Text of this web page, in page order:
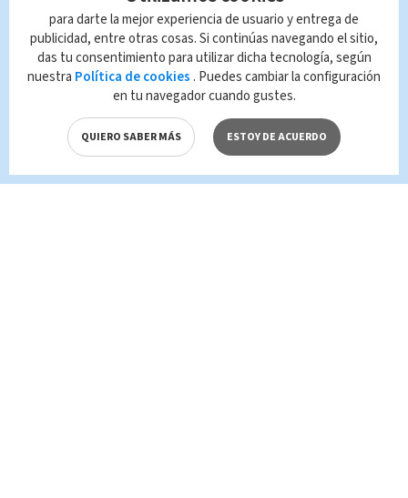
Nacional
Queda prohibida la reproducción total o
parcial del contenido de esta página, mismo
que es propiedad de TELEDIARIO; su
reproducción no autorizada constituye una
infracción y un delito de conformidad con las
leyes aplicables.
para darte la mejor experiencia de usuario y entrega de
publicidad, entre otras cosas. Si continúas navegando el sitio,
das tu consentimiento para utilizar dicha tecnología, según
nuestra Política de cookies . Puedes cambiar la configuración
en tu navegador cuando gustes.
QUIERO SABER MÁS ESTOY DE ACUERDO